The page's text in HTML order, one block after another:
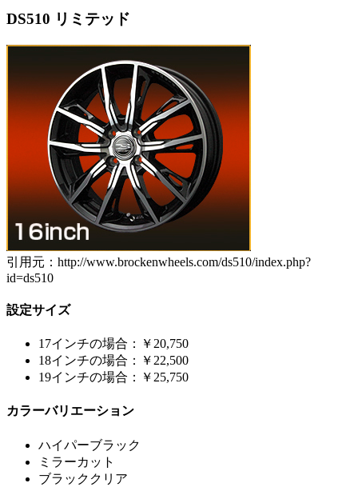
DS510 リミテッド
引用元：http://www.brockenwheels.com/ds510/index.php?
id=ds510
設定サイズ
17インチの場合：￥20,750
18インチの場合：￥22,500
19インチの場合：￥25,750
カラーバリエーション
ハイパーブラック
ミラーカット
ブラッククリア